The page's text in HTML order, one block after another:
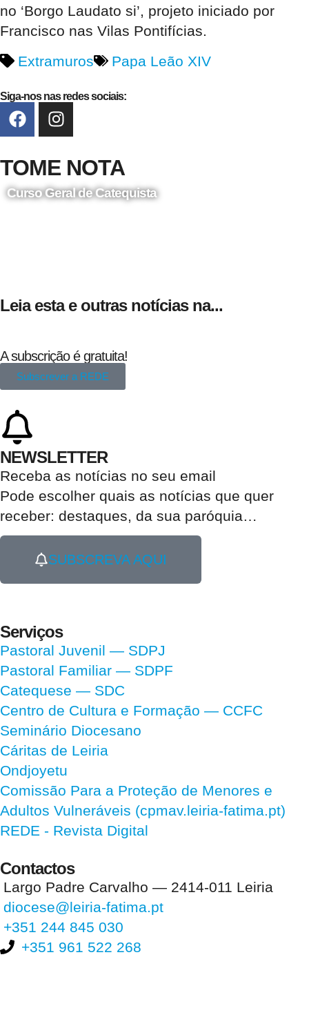
no ‘Borgo Laudato si’, projeto iniciado por
Francisco nas Vilas Pontifícias.
Extramuros
Papa Leão XIV
Siga-nos nas redes sociais:
TOME NOTA
Curso Geral de Catequista
Leia esta e outras notícias na...
A subscrição é gratuita!
Subscrever a REDE
NEWSLETTER
Receba as notícias no seu email​
Pode escolher quais as notícias que quer
receber: destaques, da sua paróquia…
SUBSCREVA AQUI
Serviços
Pastoral Juvenil — SDPJ
Pastoral Familiar — SDPF
Catequese — SDC
Centro de Cultura e Formação — CCFC
Seminário Diocesano
Cáritas de Leiria
Ondjoyetu
Comissão Para a Proteção de Menores e
Adultos Vulneráveis (cpmav.leiria-fatima.pt)
REDE - Revista Digital
Contactos
Largo Padre Carvalho — 2414-011 Leiria
diocese@leiria-fatima.pt
+351 244 845 030
+351 961 522 268